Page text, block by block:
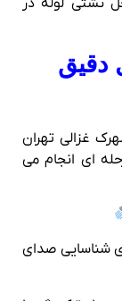
دقیق
غزالی تهران
ای انجام می‌
شناسایی صدای